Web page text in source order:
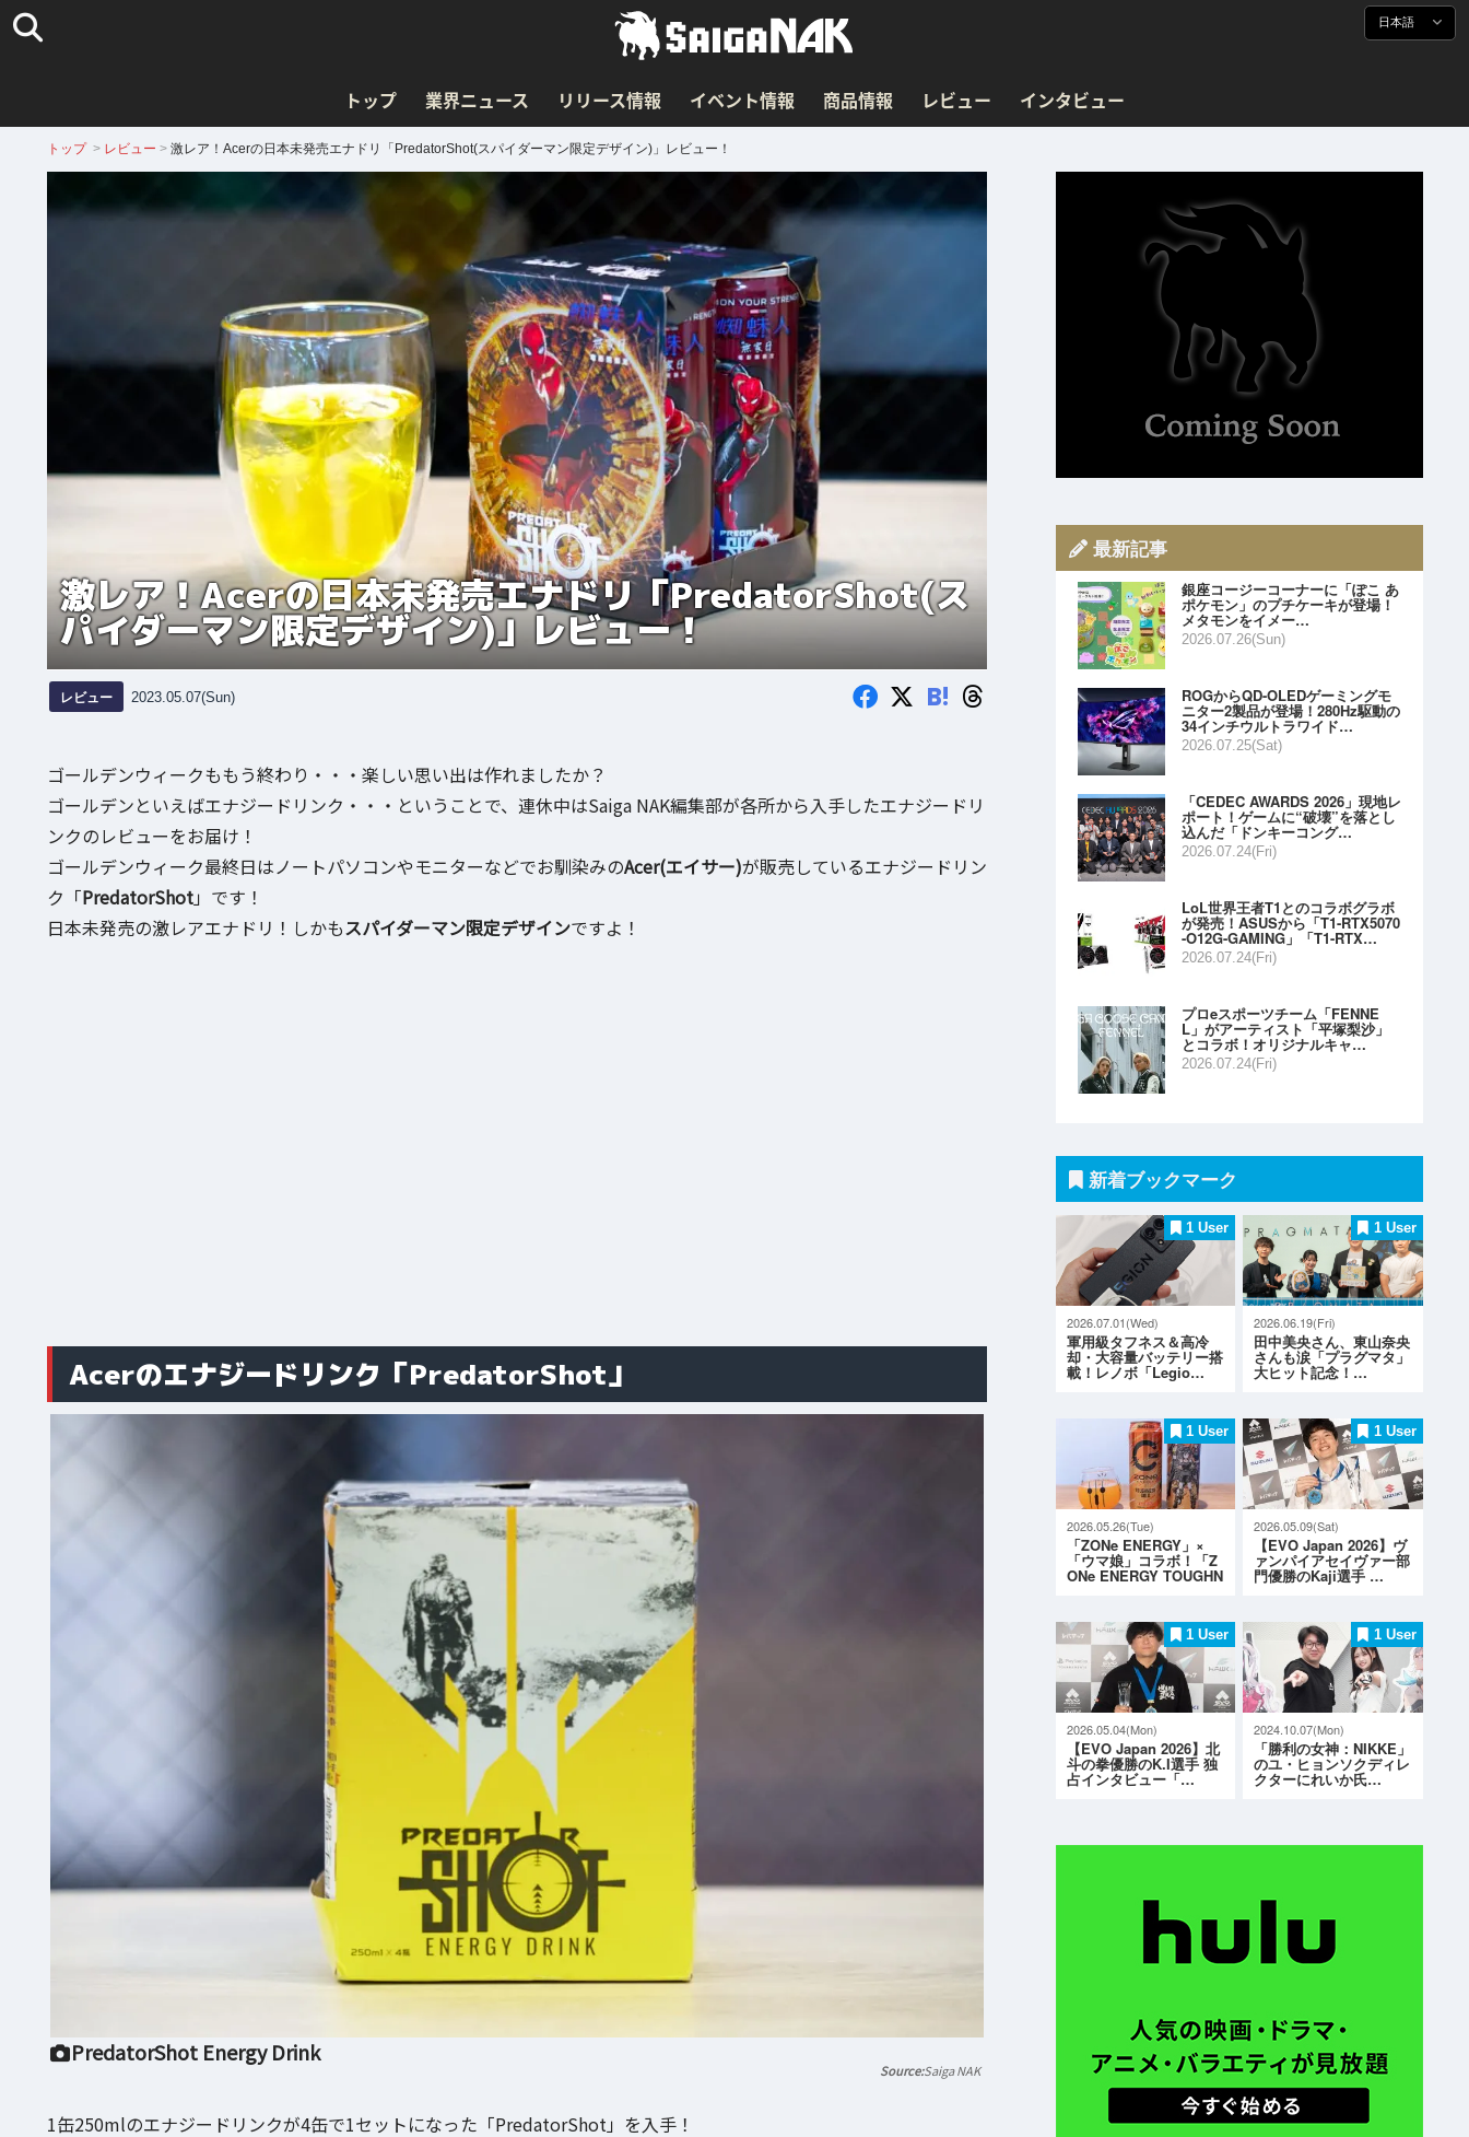
日本語
トップ 業界ニュース リリース情報 イベント情報 商品情報 レビュー インタビュー
トップ > レビュー > 激レア！Acerの日本未発売エナドリ「PredatorShot(スパイダーマン限定デザイン)」レビュー！
激レア！Acerの日本未発売エナドリ「PredatorShot(ス
パイダーマン限定デザイン)」レビュー！
レビュー 2023.05.07(Sun) B!
ゴールデンウィークももう終わり・・・楽しい思い出は作れましたか？
ゴールデンといえばエナジードリンク・・・ということで、連休中はSaiga NAK編集部が各所から入手したエナジードリ
ンクのレビューをお届け！
ゴールデンウィーク最終日はノートパソコンやモニターなどでお馴染みのAcer(エイサー)が販売しているエナジードリン
ク「PredatorShot」です！
日本未発売の激レアエナドリ！しかもスパイダーマン限定デザインですよ！
Acerのエナジードリンク「PredatorShot」
PredatorShot Energy Drink
Saiga NAK
1缶250mlのエナジードリンクが4缶で1セットになった「PredatorShot」を入手！
最新記事
銀座コージーコーナーに「ぽこ あ
ポケモン」のプチケーキが登場！
メタモンをイメー…
2026.07.26(Sun)
ROGからQD-OLEDゲーミングモ
ニター2製品が登場！280Hz駆動の
34インチウルトラワイド…
2026.07.25(Sat)
「CEDEC AWARDS 2026」現地レ
ポート！ゲームに“破壊”を落とし
込んだ「ドンキーコング…
2026.07.24(Fri)
LoL世界王者T1とのコラボグラボ
が発売！ASUSから「T1-RTX5070
-O12G-GAMING」「T1-RTX…
2026.07.24(Fri)
プロeスポーツチーム「FENNE
L」がアーティスト「平塚梨沙」
とコラボ！オリジナルキャ…
2026.07.24(Fri)
新着ブックマーク
1 User
2026.07.01(Wed)
軍用級タフネス＆高冷
却・大容量バッテリー搭
載！レノボ「Legio…
1 User
2026.06.19(Fri)
田中美央さん、東山奈央
さんも涙「プラグマタ」
大ヒット記念！…
1 User
2026.05.26(Tue)
「ZONe ENERGY」×
「ウマ娘」コラボ！「Z
ONe ENERGY TOUGHN
1 User
2026.05.09(Sat)
【EVO Japan 2026】ヴ
ァンパイアセイヴァー部
門優勝のKaji選手 …
1 User
2026.05.04(Mon)
【EVO Japan 2026】北
斗の拳優勝のK.I選手 独
占インタビュー「…
1 User
2024.10.07(Mon)
「勝利の女神：NIKKE」
のユ・ヒョンソクディレ
クターにれいか氏…